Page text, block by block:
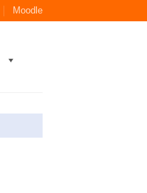
Moodle